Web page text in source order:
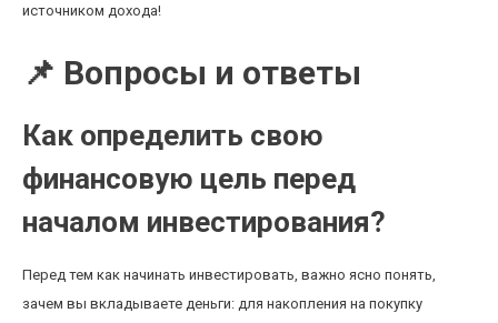
источником дохода!
📌 Вопросы и ответы
Как определить свою
финансовую цель перед
началом инвестирования?
Перед тем как начинать инвестировать, важно ясно понять,
зачем вы вкладываете деньги: для накопления на покупку